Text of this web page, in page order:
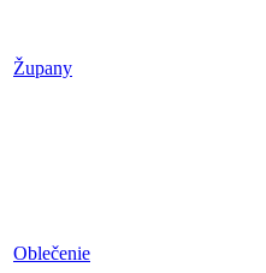
Župany
Oblečenie